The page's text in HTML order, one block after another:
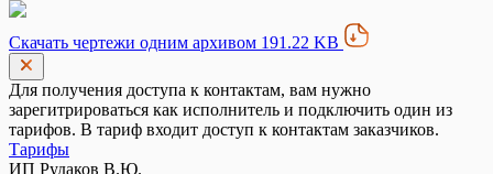
Скачать чертежи одним архивом 191.22 KB
Для получения доступа к контактам, вам нужно
зарегитрироваться как исполнитель и подключить один из
тарифов. В тариф входит доступ к контактам заказчиков.
Тарифы
ИП Рудаков В.Ю.